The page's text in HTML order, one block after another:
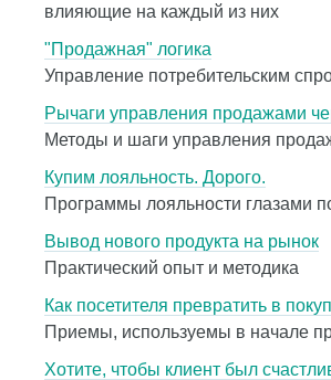
влияющие на каждый из них
"Продажная" логика
Управление потребительским
Рычаги управления продажами
Методы и шаги управления
Купим лояльность. Дорого.
Программы лояльности глазами
Вывод нового продукта на рынок
Практический опыт и методика
Как посетителя превратить в
Приемы, используемы в начале
Хотите, чтобы клиент был